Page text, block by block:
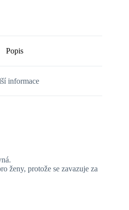
Popis
informace
ženy, protože se zavazuje za